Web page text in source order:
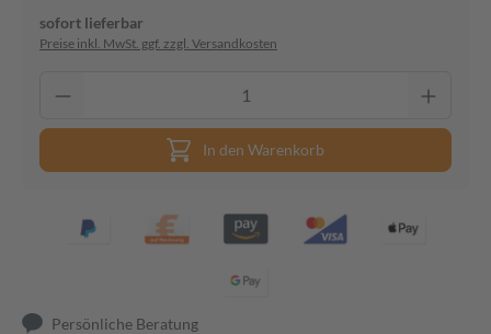
sofort lieferbar
Preise inkl. MwSt. ggf. zzgl. Versandkosten
In den Warenkorb
Persönliche Beratung